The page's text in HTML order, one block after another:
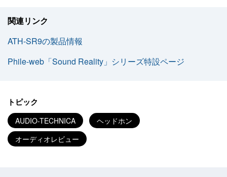
関連リンク
ATH-SR9の製品情報
Phile-web「Sound Reality」シリーズ特設ページ
トピック
AUDIO-TECHNICA
ヘッドホン
オーディオレビュー